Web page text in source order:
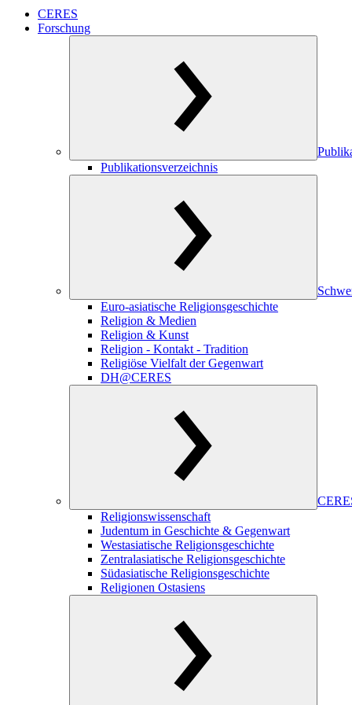
CERES
Forschung
Publikationsverzeichnis
Euro-asiatische Religionsgeschichte
Religion & Medien
Religion & Kunst
Religion - Kontakt - Tradition
Religiöse Vielfalt der Gegenwart
DH@CERES
Religionswissenschaft
Judentum in Geschichte & Gegenwart
Westasiatische Religionsgeschichte
Zentralasiatische Religionsgeschichte
Südasiatische Religionsgeschichte
Religionen Ostasiens